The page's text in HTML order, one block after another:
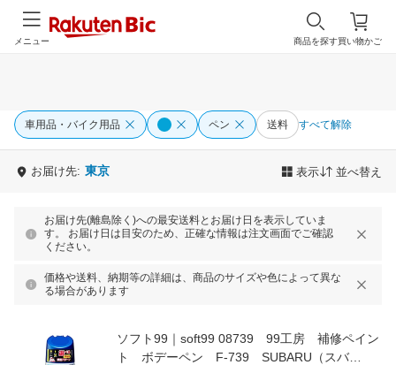
買い物かご
商品を探す
メニュー
車用品・バイク用品 ペン 送料 すべて解除
お届け先: 東京 表示 並べ替え
お届け先(離島除く)への最安送料とお届け日を表示していま
す。 お届け日は目安のため、正確な情報は注文画面でご確認
ください。
価格や送料、納期等の詳細は、商品のサイズや色によって異な
る場合があります
ソフト99｜soft99 08739 99工房 補修ペイン
ト ボデーペン F-739 SUBARU（スバ